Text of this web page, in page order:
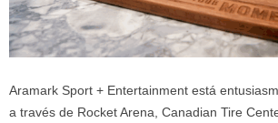
Aramark Sport + Entertainment está
a través de Rocket Arena, Canadian Tire